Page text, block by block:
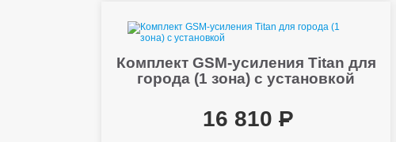
Комплект GSM-усиления Titan для
города (1 зона) с установкой
16 810